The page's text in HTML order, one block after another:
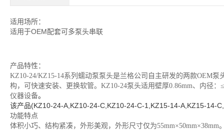
适用场所：
适用于OEM配套可多泵头串联
产品特性：
KZ10-24/KZ15-14系列蠕动泵泵头是兰格公司自主研发的两款OEM
构，可快速安装、更换软管。KZ10-24泵头适用壁厚0.86mm、内径
仪器设备。
该产品(KZ10-24-A, KZ10-24-C, KZ10-24-C-1, KZ15-14-A, KZ15-14-C,
功能特点
体积小巧、结构紧凑，外形美观，外形尺寸仅为55mm×50mm×38mm